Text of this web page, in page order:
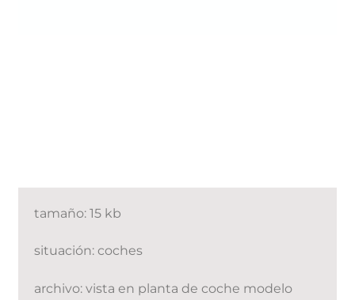
tamaño: 15 kb
situación: coches
archivo: vista en planta de coche modelo